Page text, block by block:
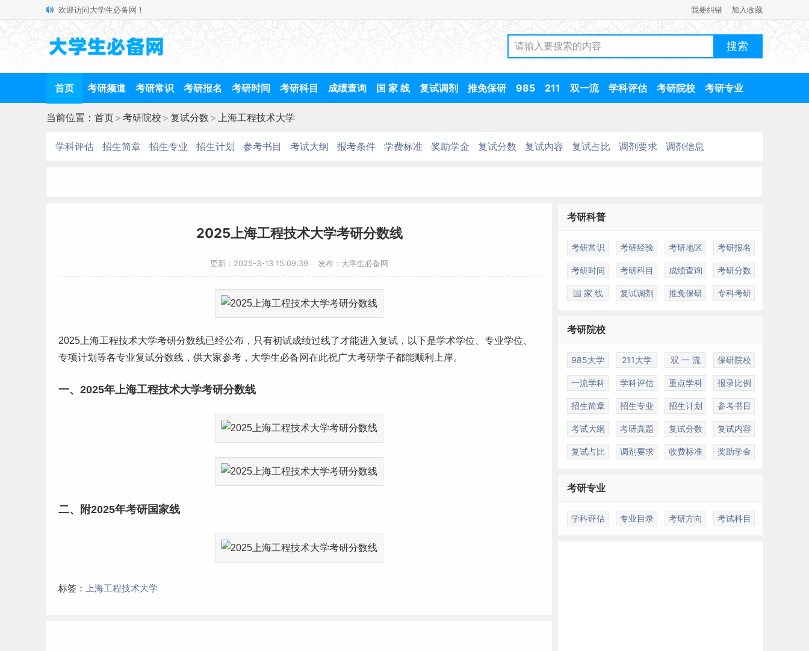
欢迎访问大学生必备网！ 我要纠错 加入收藏
首页 考研频道 考研常识 考研报名 考研时间 考研科目 成绩查询 国 家 线 复试调剂 推免保研 985 211 双一流 学科评估 考研院校 考研专业
当前位置： 首页> 考研院校 > 复试分数 > 上海工程技术大学
学科评估 招生简章 招生专业 招生计划 参考书目 考试大纲 报考条件 学费标准 奖助学金 复试分数 复试内容 复试占比 调剂要求 调剂信息
2025上海工程技术大学考研分数线
更新：2025-3-13 15:09:39 发布：大学生必备网
2025 上海工程技术大学考研分数线已经公布，只有初试成绩过线了才能进入复试，以下是学术学位、专业学位、
专项计划等各专业复试分数线，供大家参考， 大学生必备网在此祝广大考研学子都能顺利上岸。
一、2025年上海工程技术大学考研分数线
二、附2025年考研国家线
标签： 上海工程技术大学
考研科普
考研常识 考研经验 考研地区 考研报名
考研时间 考研科目 成绩查询 考研分数
国 家 线 复试调剂 推免保研 专科考研
考研院校
985大学 211大学 双 一 流 保研院校
一流学科 学科评估 重点学科 报录比例
招生简章 招生专业 招生计划 参考书目
考试大纲 考研真题 复试分数 复试内容
复试占比 调剂要求 收费标准 奖助学金
考研专业
学科评估 专业目录 考研方向 考试科目